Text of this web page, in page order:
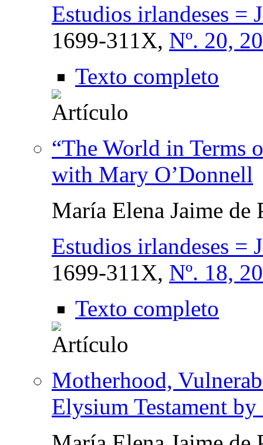
Estudios irlandeses =
1699-311X, Nº. 20,
Texto completo
“The World in Terms
with Mary O’Donnell
María Elena Jaime de
Estudios irlandeses =
1699-311X, Nº. 18,
Texto completo
Motherhood,
Elysium Testament